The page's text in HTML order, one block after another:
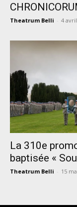
Theatrum Belli - 4
La 310e
baptisée «
Theatrum Belli - 15